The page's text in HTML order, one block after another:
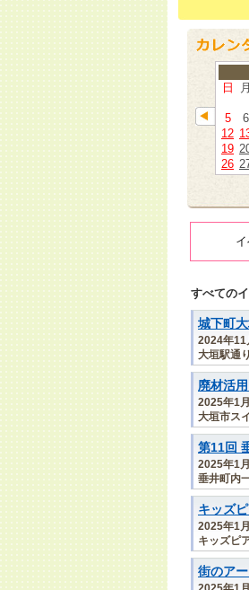
日
月
5
6
12
19
26
すべての
城下町
2024年
大垣駅通
廃材活
2025年1
大垣市ス
第11回
2025年1
垂井町内
キッズ
2025年1
キッズピ
街のア